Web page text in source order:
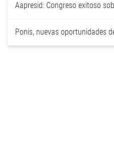
Aapresid: Congreso exitoso
Ponis, nuevas oportunidades